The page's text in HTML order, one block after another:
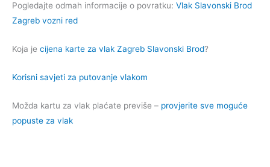
Pogledajte odmah informacije o povratku: Vlak Slavonski Brod
Zagreb vozni red
Koja je cijena karte za vlak Zagreb Slavonski Brod?
Korisni savjeti za putovanje vlakom
Možda kartu za vlak plaćate previše – provjerite sve moguće
popuste za vlak